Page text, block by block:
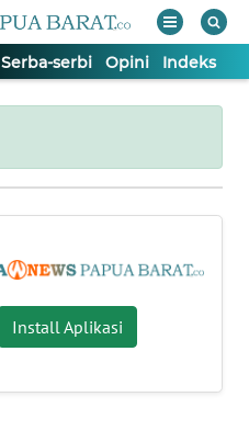
Serba-serbi Opini Indeks
Install Aplikasi